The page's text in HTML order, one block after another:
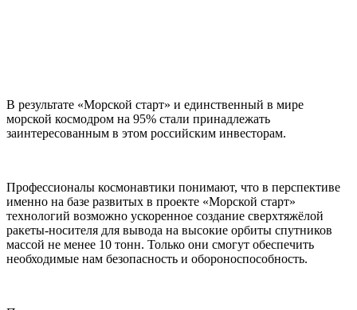
В результате «Морской старт» и единственный в мире
морской космодром на 95% стали принадлежать
заинтересованным в этом российским инвесторам.
Профессионалы космонавтики понимают, что в перспективе
именно на базе развитых в проекте «Морской старт»
технологий возможно ускоренное создание сверхтяжёлой
ракеты-носителя для вывода на высокие орбиты спутников
массой не менее 10 тонн. Только они смогут обеспечить
необходимые нам безопасность и обороноспособность.